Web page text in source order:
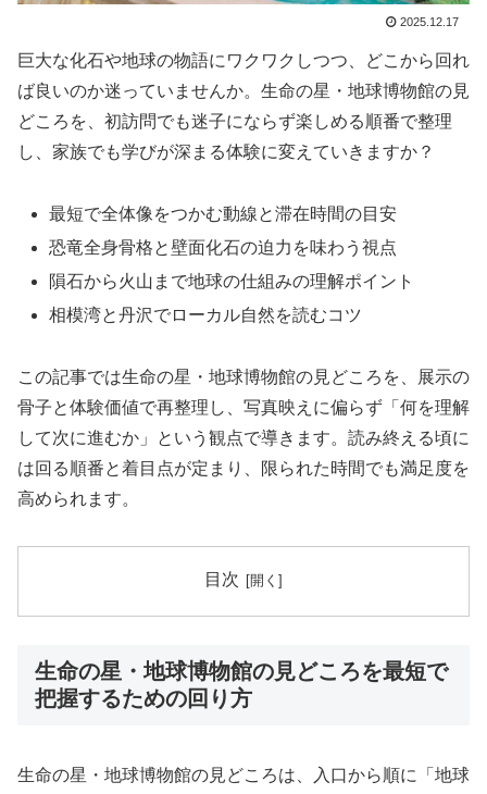
2025.12.17
巨大な化石や地球の物語にワクワクしつつ、どこから回れ
ば良いのか迷っていませんか。生命の星・地球博物館の見
どころを、初訪問でも迷子にならず楽しめる順番で整理
し、家族でも学びが深まる体験に変えていきますか？
最短で全体像をつかむ動線と滞在時間の目安
恐竜全身骨格と壁面化石の迫力を味わう視点
隕石から火山まで地球の仕組みの理解ポイント
相模湾と丹沢でローカル自然を読むコツ
この記事では生命の星・地球博物館の見どころを、展示の
骨子と体験価値で再整理し、写真映えに偏らず「何を理解
して次に進むか」という観点で導きます。読み終える頃に
は回る順番と着目点が定まり、限られた時間でも満足度を
高められます。
目次
生命の星・地球博物館の見どころを最短で
把握するための回り方
生命の星・地球博物館の見どころは、入口から順に「地球